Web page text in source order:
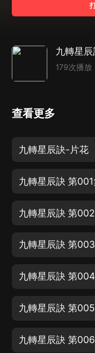
179次播放
查看更多
九轉星辰訣-片花
九轉星辰訣 第
九轉星辰訣 第
九轉星辰訣 第
九轉星辰訣 第
九轉星辰訣 第